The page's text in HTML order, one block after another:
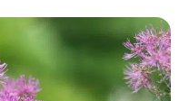
Naturgarten